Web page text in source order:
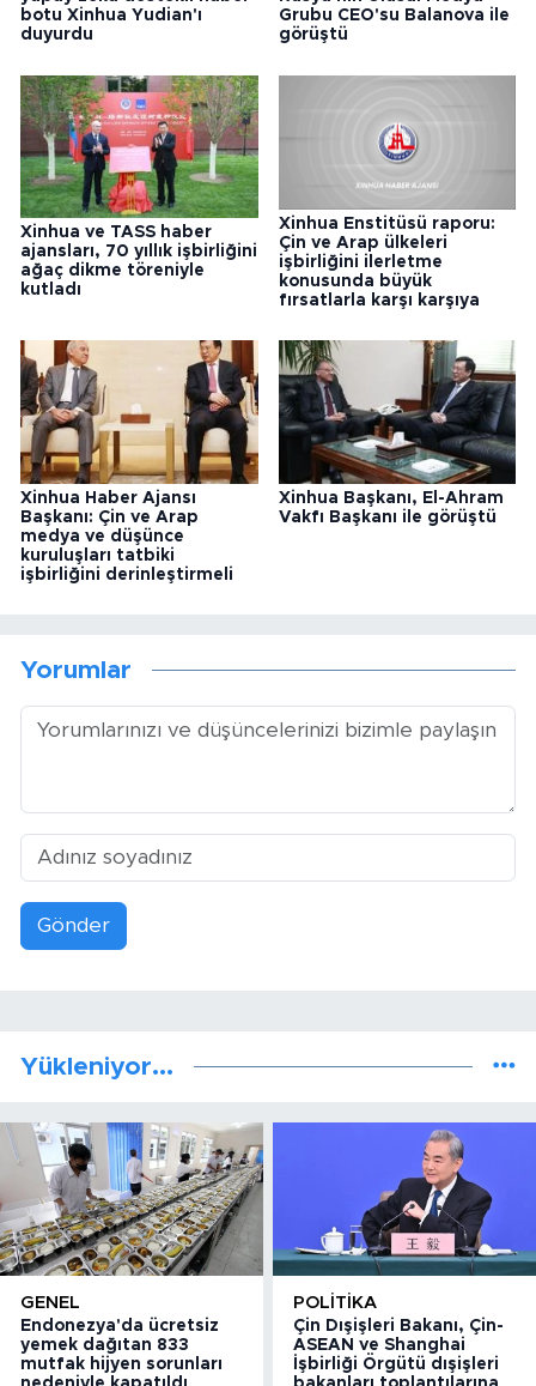
botu Xinhua Yudian'ı
duyurdu
Grubu CEO'su Balanova ile
görüştü
Xinhua ve TASS haber
ajansları, 70 yıllık işbirliğini
ağaç dikme töreniyle
kutladı
Xinhua Enstitüsü raporu:
Çin ve Arap ülkeleri
işbirliğini ilerletme
konusunda büyük
fırsatlarla karşı karşıya
Xinhua Haber Ajansı
Başkanı: Çin ve Arap
medya ve düşünce
kuruluşları tatbiki
işbirliğini derinleştirmeli
Xinhua Başkanı, El-Ahram
Vakfı Başkanı ile görüştü
Yorumlar
Gönder
Yükleniyor...
GENEL
Endonezya'da ücretsiz
yemek dağıtan 833
mutfak hijyen sorunları
POLITIKA
Çin Dışişleri Bakanı, Çin-
ASEAN ve Shanghai
İşbirliği Örgütü dışişleri